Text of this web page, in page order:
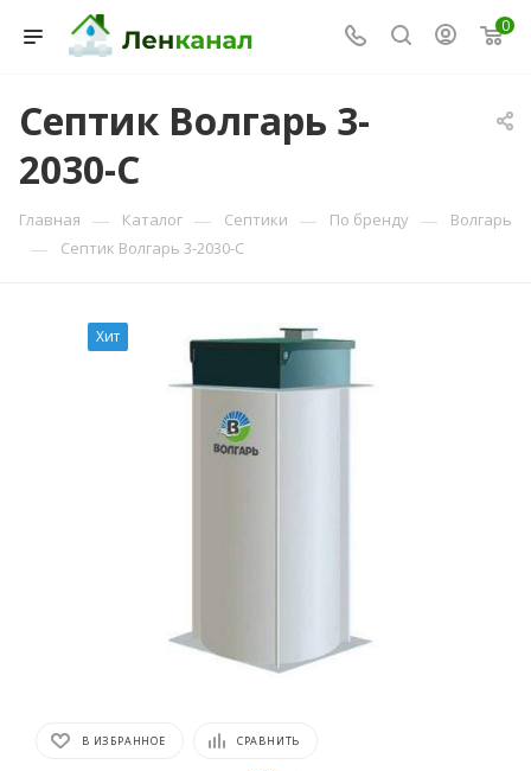
0
Септик Волгарь 3-
2030-С
Главная — Каталог — Септики — По бренду — Волгарь
— Септик Волгарь 3-2030-С
Хит
В ИЗБРАННОЕ СРАВНИТЬ
Консультант Ленканал